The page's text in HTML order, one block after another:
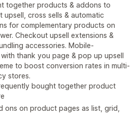
together products & addons to
upsell, cross sells & automatic
for complementary products on
Checkout upsell extensions &
accessories. Mobile-
thank you page & pop up upsell
to boost conversion rates in multi-
stores.
bought together product
ons on product pages as list, grid,